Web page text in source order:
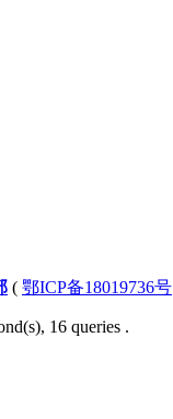
( 鄂ICP备18019736号
16 queries .